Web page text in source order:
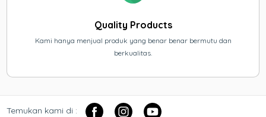
Quality Products
Kami hanya menjual produk yang benar benar bermutu dan
berkualitas.
Temukan kami di :